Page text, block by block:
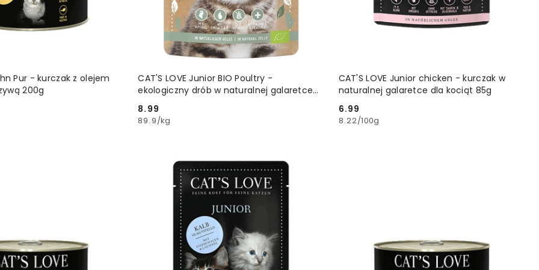
Pur - kurczak z olejem
200g
DODAJ DO KOSZYKA
CAT'S LOVE Junior BIO Poultry -
ekologiczny drób w naturalnej galaretce
100g
Cena:
8.99
89.9/kg
DODAJ DO KOSZYKA
CAT'S LOVE Junior chicken - kurczak w
naturalnej galaretce dla kociąt 85g
Cena:
6.99
8.22/100g
DODAJ DO KOSZYKA